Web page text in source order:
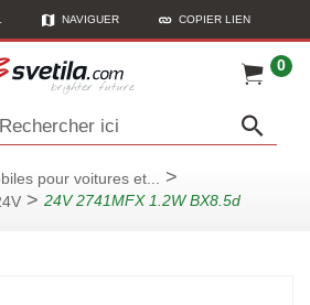
NAVIGUER COPIER LIEN
0
ici
pour voitures et... >
> 24V 2741MFX 1.2W BX8.5d